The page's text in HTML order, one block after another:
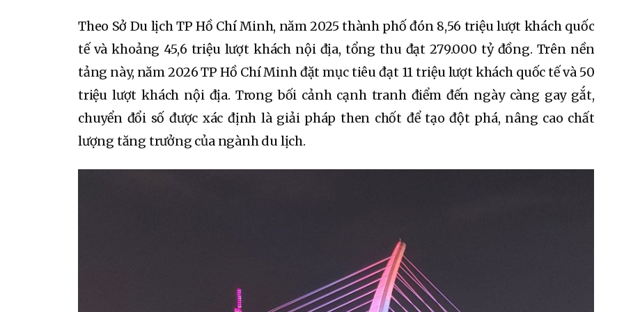
Theo Sở Du lịch TP Hồ Chí Minh, năm 2025 thành phố đón 8,56 triệu lượt khách quốc
tế và khoảng 45,6 triệu lượt khách nội địa, tổng thu đạt 279.000 tỷ đồng. Trên nền
tảng này, năm 2026 TP Hồ Chí Minh đặt mục tiêu đạt 11 triệu lượt khách quốc tế và 50
triệu lượt khách nội địa. Trong bối cảnh cạnh tranh điểm đến ngày càng gay gắt,
chuyển đổi số được xác định là giải pháp then chốt để tạo đột phá, nâng cao chất
lượng tăng trưởng của ngành du lịch.